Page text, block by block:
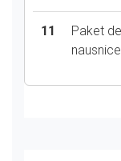
11
Paket